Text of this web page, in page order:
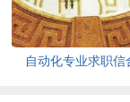
自动化专业求职信